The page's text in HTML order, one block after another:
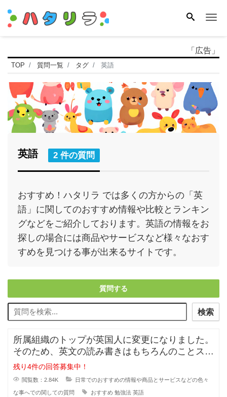
「広告」
TOP 質問一覧 タグ 英語
英語 2 件の質問
おすすめ！ハタリラ では多くの方からの「英
語」に関してのおすすめ情報や比較とランキン
グなどをご紹介しております。英語の情報をお
探しの場合には商品やサービスなど様々なおす
すめを見つける事が出来るサイトです。
質問する
検索
所属組織のトップが英国人に変更になりました。
そのため、英文の読み書きはもちろんのことスピ
ーキング及びリスニングスキルが必
残り4件の回答募集中！
閲覧数：2.84K 日常でのおすすめの情報や商品とサービスなどの色々
な事へでの関しての質問 おすすめ 勉強法 英語